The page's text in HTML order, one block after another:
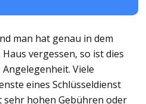
man hat genau in dem
vergessen, so ist dies
Viele
eines Schlüsseldienst
sehr hohen Gebühren oder